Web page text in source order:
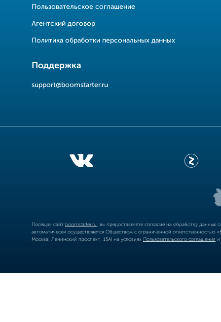
Пользовательское соглашение
Агентский договор
Политика обработки персональных данных
Поддержка
support@boomstarter.ru
Посещая сайт boomstarter.ru , вы предоставляете согласие на обработку
автоматически осуществляется Обществом с ограниченной
Москва, Ленинский проспект, 15А) на условиях Пользовательского соглашения и